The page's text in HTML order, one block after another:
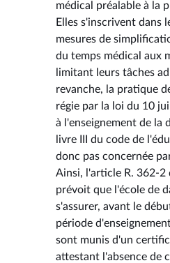
médical préalable à la
Elles s'inscrivent dans
mesures de
du temps médical aux
limitant leurs tâches
revanche, la pratique
régie par la loi du 10
à l'enseignement de la
livre III du code de
donc pas concernée
Ainsi, l'article R. 362-2
prévoit que l'école de
s'assurer, avant le
période
sont munis d'un
attestant l'absence de